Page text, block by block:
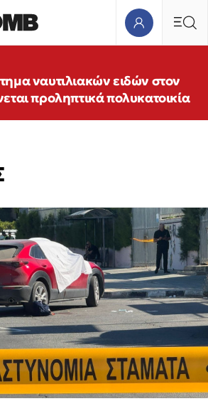
ναυτιλιακών ειδών στον
προληπτικά πολυκατοικία